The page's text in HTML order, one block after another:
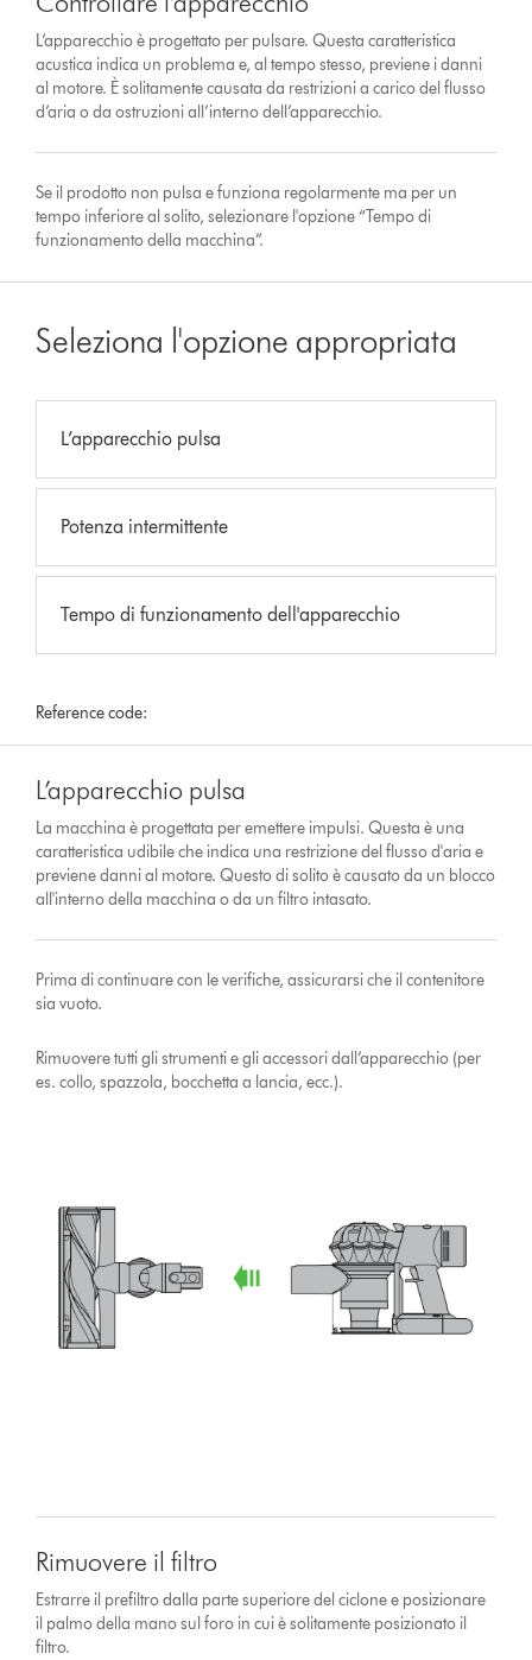
L’apparecchio è progettato per pulsare. Questa caratteristica
acustica indica un problema e, al tempo stesso, previene i danni
al motore. È solitamente causata da restrizioni a carico del flusso
d’aria o da ostruzioni all’interno dell’apparecchio.
Se il prodotto non pulsa e funziona regolarmente ma per un
tempo inferiore al solito, selezionare l'opzione “Tempo di
funzionamento della macchina”.
Seleziona l'opzione appropriata
L’apparecchio pulsa
Potenza intermittente
Tempo di funzionamento dell'apparecchio
Reference code:
L’apparecchio pulsa
La macchina è progettata per emettere impulsi. Questa è una
caratteristica udibile che indica una restrizione del flusso d'aria e
previene danni al motore. Questo di solito è causato da un blocco
all'interno della macchina o da un filtro intasato.
Prima di continuare con le verifiche, assicurarsi che il contenitore
sia vuoto.
Rimuovere tutti gli strumenti e gli accessori dall’apparecchio (per
es. collo, spazzola, bocchetta a lancia, ecc.).
Rimuovere il filtro
Estrarre il prefiltro dalla parte superiore del ciclone e posizionare
il palmo della mano sul foro in cui è solitamente posizionato il
filtro.